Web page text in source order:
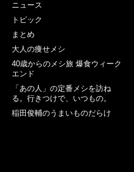
ニュース
トピック
まとめ
大人の痩せメシ
40歳からのメシ旅 爆食ウィーク
エンド
「あの人」の定番メシを訪ね
る。行きつけで、いつもの。
稲田俊輔のうまいものだらけ